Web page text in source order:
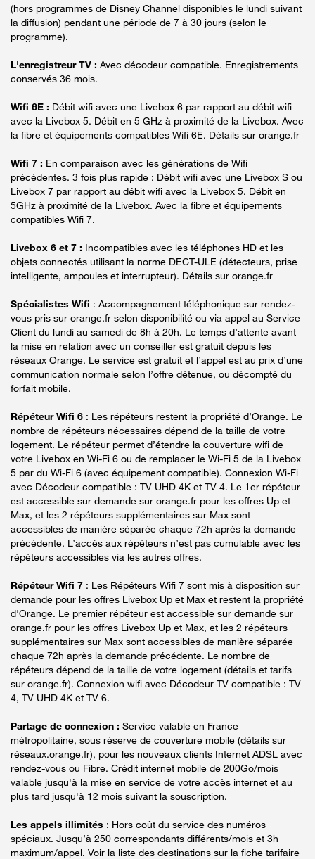
(hors programmes de Disney Channel disponibles le lundi suivant
la diffusion) pendant une période de 7 à 30 jours (selon le
programme).
L'enregistreur TV : Avec décodeur compatible. Enregistrements
conservés 36 mois.
Wifi 6E : Débit wifi avec une Livebox 6 par rapport au débit wifi
avec la Livebox 5. Débit en 5 GHz à proximité de la Livebox. Avec
la fibre et équipements compatibles Wifi 6E. Détails sur orange.fr
Wifi 7 : En comparaison avec les générations de Wifi
précédentes. 3 fois plus rapide : Débit wifi avec une Livebox S ou
Livebox 7 par rapport au débit wifi avec la Livebox 5. Débit en
5GHz à proximité de la Livebox. Avec la fibre et équipements
compatibles Wifi 7.
Livebox 6 et 7 : Incompatibles avec les téléphones HD et les
objets connectés utilisant la norme DECT-ULE (détecteurs, prise
intelligente, ampoules et interrupteur). Détails sur orange.fr
Spécialistes Wifi : Accompagnement téléphonique sur rendez-
vous pris sur orange.fr selon disponibilité ou via appel au Service
Client du lundi au samedi de 8h à 20h. Le temps d’attente avant
la mise en relation avec un conseiller est gratuit depuis les
réseaux Orange. Le service est gratuit et l’appel est au prix d’une
communication normale selon l’offre détenue, ou décompté du
forfait mobile.
Répéteur Wifi 6 : Les répéteurs restent la propriété d’Orange. Le
nombre de répéteurs nécessaires dépend de la taille de votre
logement. Le répéteur permet d’étendre la couverture wifi de
votre Livebox en Wi-Fi 6 ou de remplacer le Wi-Fi 5 de la Livebox
5 par du Wi-Fi 6 (avec équipement compatible). Connexion Wi-Fi
avec Décodeur compatible : TV UHD 4K et TV 4. Le 1er répéteur
est accessible sur demande sur orange.fr pour les offres Up et
Max, et les 2 répéteurs supplémentaires sur Max sont
accessibles de manière séparée chaque 72h après la demande
précédente. L’accès aux répéteurs n’est pas cumulable avec les
répéteurs accessibles via les autres offres.
Répéteur Wifi 7 : Les Répéteurs Wifi 7 sont mis à disposition sur
demande pour les offres Livebox Up et Max et restent la propriété
d'Orange. Le premier répéteur est accessible sur demande sur
orange.fr pour les offres Livebox Up et Max, et les 2 répéteurs
supplémentaires sur Max sont accessibles de manière séparée
chaque 72h après la demande précédente. Le nombre de
répéteurs dépend de la taille de votre logement (détails et tarifs
sur orange.fr). Connexion wifi avec Décodeur TV compatible : TV
4, TV UHD 4K et TV 6.
Partage de connexion : Service valable en France
métropolitaine, sous réserve de couverture mobile (détails sur
réseaux.orange.fr), pour les nouveaux clients Internet ADSL avec
rendez-vous ou Fibre. Crédit internet mobile de 200Go/mois
valable jusqu'à la mise en service de votre accès internet et au
plus tard jusqu'à 12 mois suivant la souscription.
Les appels illimités : Hors coût du service des numéros
spéciaux. Jusqu’à 250 correspondants différents/mois et 3h
maximum/appel. Voir la liste des destinations sur la fiche tarifaire